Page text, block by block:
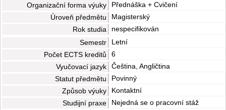
Organizační forma výuky
Přednáška + Cvičení
Úroveň předmětu
Magisterský
Rok studia
nespecifikován
Semestr
Letní
Počet ECTS kreditů
6
Vyučovací jazyk
Čeština, Angličtina
Statut předmětu
Povinný
Způsob výuky
Kontaktní
Studijní praxe
Nejedná se o pracovní stáž